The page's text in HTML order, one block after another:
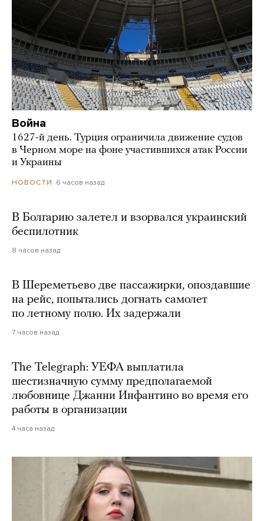
Война
1627-й день. Турция ограничила движение судов
в Черном море на фоне участившихся атак России
и Украины
НОВОСТИ 6 часов назад
В Болгарию залетел и взорвался украинский
беспилотник
8 часов назад
В Шереметьево две пассажирки, опоздавшие
на рейс, попытались догнать самолет
по летному полю. Их задержали
7 часов назад
The Telegraph: УЕФА выплатила
шестизначную сумму предполагаемой
любовнице Джанни Инфантино во время его
работы в организации
4 часа назад